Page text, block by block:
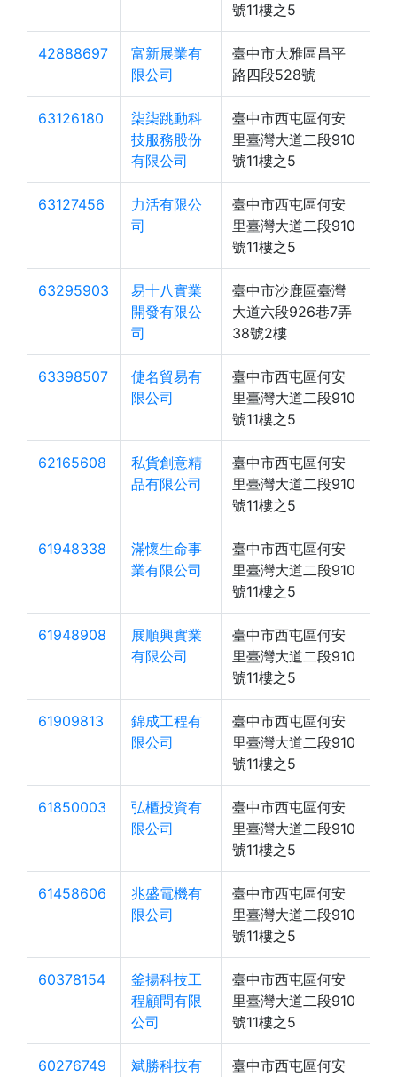
號11樓之5
42888697
富新展業有
限公司
臺中市大雅區昌平
路四段528號
63126180
柒柒跳動科
技服務股份
有限公司
臺中市西屯區何安
里臺灣大道二段910
號11樓之5
63127456
力活有限公
司
臺中市西屯區何安
里臺灣大道二段910
號11樓之5
63295903
易十八實業
開發有限公
司
臺中市沙鹿區臺灣
大道六段926巷7弄
38號2樓
63398507
倢名貿易有
限公司
臺中市西屯區何安
里臺灣大道二段910
號11樓之5
62165608
私貨創意精
品有限公司
臺中市西屯區何安
里臺灣大道二段910
號11樓之5
61948338
滿懷生命事
業有限公司
臺中市西屯區何安
里臺灣大道二段910
號11樓之5
61948908
展順興實業
有限公司
臺中市西屯區何安
里臺灣大道二段910
號11樓之5
61909813
錦成工程有
限公司
臺中市西屯區何安
里臺灣大道二段910
號11樓之5
61850003
弘櫃投資有
限公司
臺中市西屯區何安
里臺灣大道二段910
號11樓之5
61458606
兆盛電機有
限公司
臺中市西屯區何安
里臺灣大道二段910
號11樓之5
60378154
釜揚科技工
程顧問有限
公司
臺中市西屯區何安
里臺灣大道二段910
號11樓之5
60276749
斌勝科技有
臺中市西屯區何安